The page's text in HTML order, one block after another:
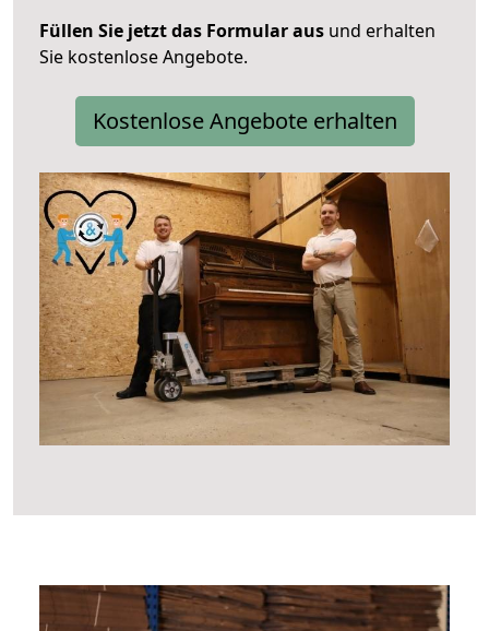
Füllen Sie jetzt das Formular aus und erhalten
Sie kostenlose Angebote.
Kostenlose Angebote erhalten